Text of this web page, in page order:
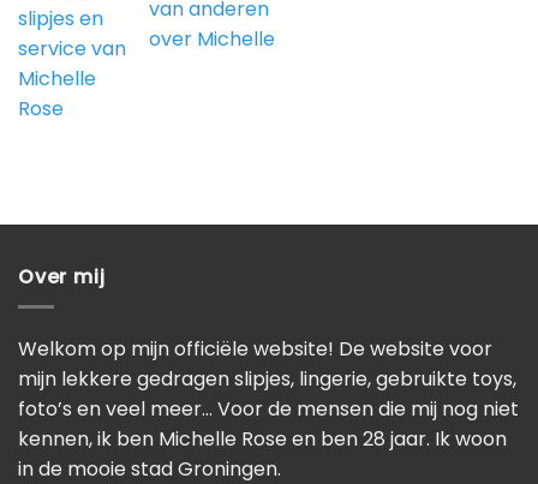
Over mij
Welkom op mijn officiële website! De website voor
mijn lekkere gedragen slipjes, lingerie, gebruikte toys,
foto’s en veel meer… Voor de mensen die mij nog niet
kennen, ik ben Michelle Rose en ben 28 jaar. Ik woon
in de mooie stad Groningen.